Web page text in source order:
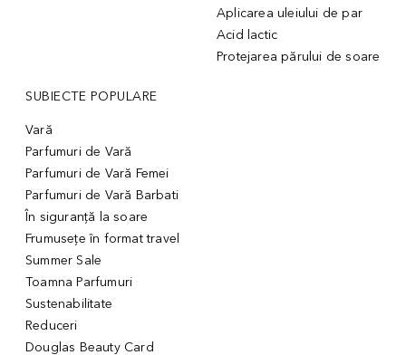
Aplicarea uleiului de par
Acid lactic
Protejarea părului de soare
SUBIECTE POPULARE
Vară
Parfumuri de Vară
Parfumuri de Vară Femei
Parfumuri de Vară Barbati
În siguranță la soare
Frumusețe în format travel
Summer Sale
Toamna Parfumuri
Sustenabilitate
Reduceri
Douglas Beauty Card